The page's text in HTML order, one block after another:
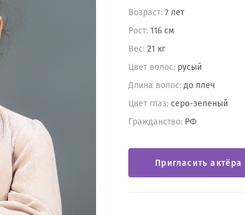
Возраст: 7 лет
Рост: 116 см
Вес: 21 кг
Цвет волос: русый
Длина волос: до плеч
Цвет глаз: серо-зеленый
Гражданство: РФ
Пригласить актёра